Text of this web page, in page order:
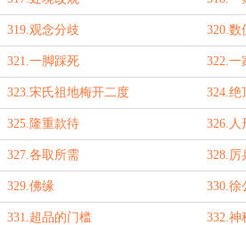
319.观念分歧 320.数
321.一脚踩死 322.一
323.宋氏祖地梅开二度 324.绝
月魄
325.隆重款待 326.人
327.各取所需 328.厉
329.佛缘 330.徐
331.超品的门槛 332.神